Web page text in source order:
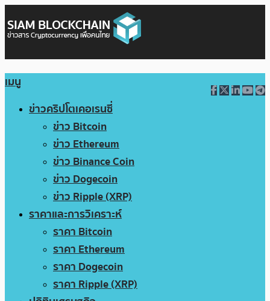
เมนู
ข่าวคริปโตเคอเรนซี่
ข่าว Bitcoin
ข่าว Ethereum
ข่าว Binance Coin
ข่าว Dogecoin
ข่าว Ripple (XRP)
ราคาและการวิเคราะห์
ราคา Bitcoin
ราคา Ethereum
ราคา Dogecoin
ราคา Ripple (XRP)